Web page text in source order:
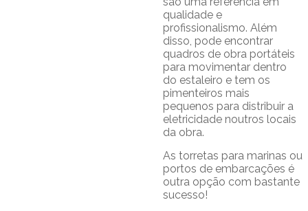
qualidade e
profissionalismo. Além
disso, pode encontrar
quadros de obra portáteis
para movimentar dentro
do estaleiro e tem os
pimenteiros mais
pequenos para distribuir a
eletricidade noutros locais
da obra.
As torretas para marinas ou
portos de embarcações é
outra opção com bastante
sucesso!